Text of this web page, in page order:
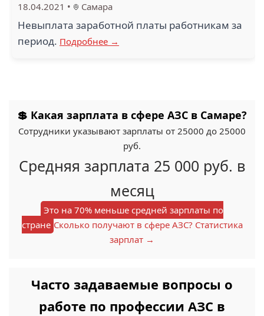
18.04.2021 • Самара
Невыплата заработной платы работникам за
период. Подробнее →
💲 Какая зарплата в сфере АЗС в Самаре?
Сотрудники указывают зарплаты от 25000 до 25000
руб.
Средняя зарплата 25 000 руб. в
месяц
Это на 70% меньше средней зарплаты по
стране Сколько получают в сфере АЗС? Статистика
зарплат →
Часто задаваемые вопросы о
работе по профессии АЗС в